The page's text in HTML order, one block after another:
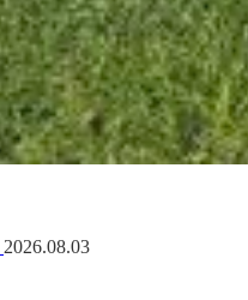
2026.08.03